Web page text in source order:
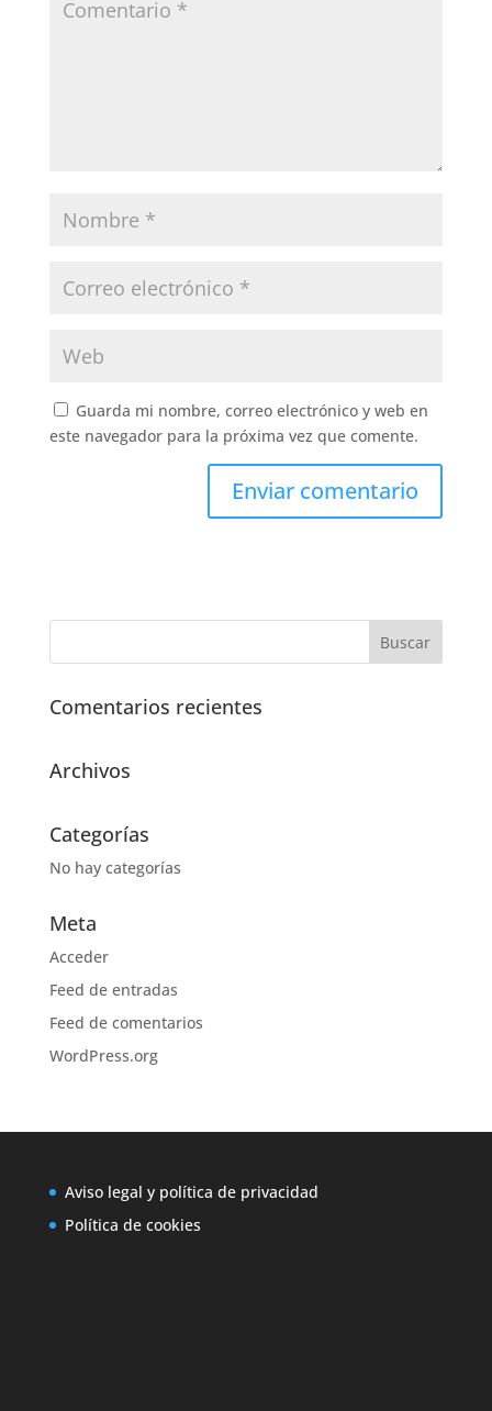
Guarda mi nombre, correo electrónico y web en
este navegador para la próxima vez que comente.
Comentarios recientes
Archivos
Categorías
No hay categorías
Meta
Acceder
Feed de entradas
Feed de comentarios
WordPress.org
Aviso legal y política de privacidad
Política de cookies